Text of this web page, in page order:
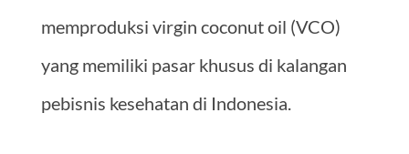
memproduksi virgin coconut oil (VCO)
yang memiliki pasar khusus di kalangan
pebisnis kesehatan di Indonesia.